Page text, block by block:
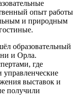
опыт работы
и природным
образовательный
и Орла.
где
выставок и
получили